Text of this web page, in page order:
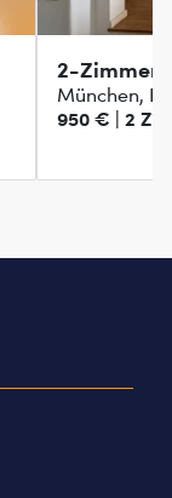
2-Zimmer
München,
950 € | 2 Zi. |